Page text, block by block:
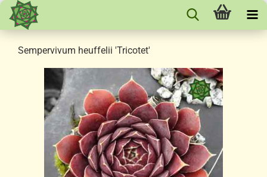
Sempervivum heuffelii 'Tricotet'